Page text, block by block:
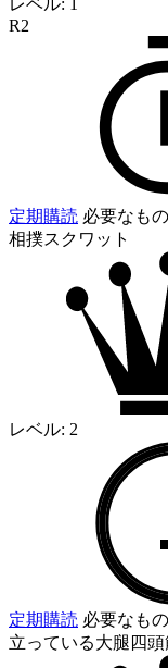
レベル: 1
R2
定期購読 必要なもの
相撲スクワット
レベル: 2
定期購読 必要なもの
立っている大腿四